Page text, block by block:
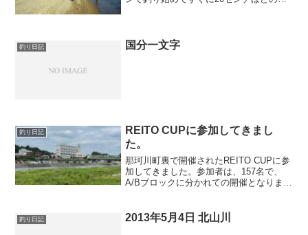
釣り日記 国分一文字
釣り日記
REITO CUPに参加してきまし
た。
那珂川町裏で開催されたREITO CUPに参
加してきました。参加者は、157名で、
A/Bブロックに分かれての開催となりまし
選落ちという結果となりましたが、抽選
釣り日記 2013年5月4日 北山川